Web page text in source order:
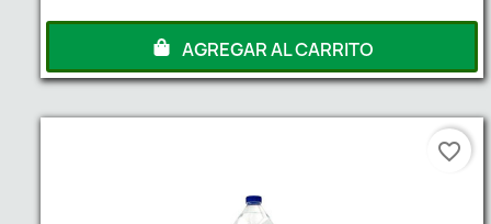
AGREGAR AL CARRITO
favorite_border